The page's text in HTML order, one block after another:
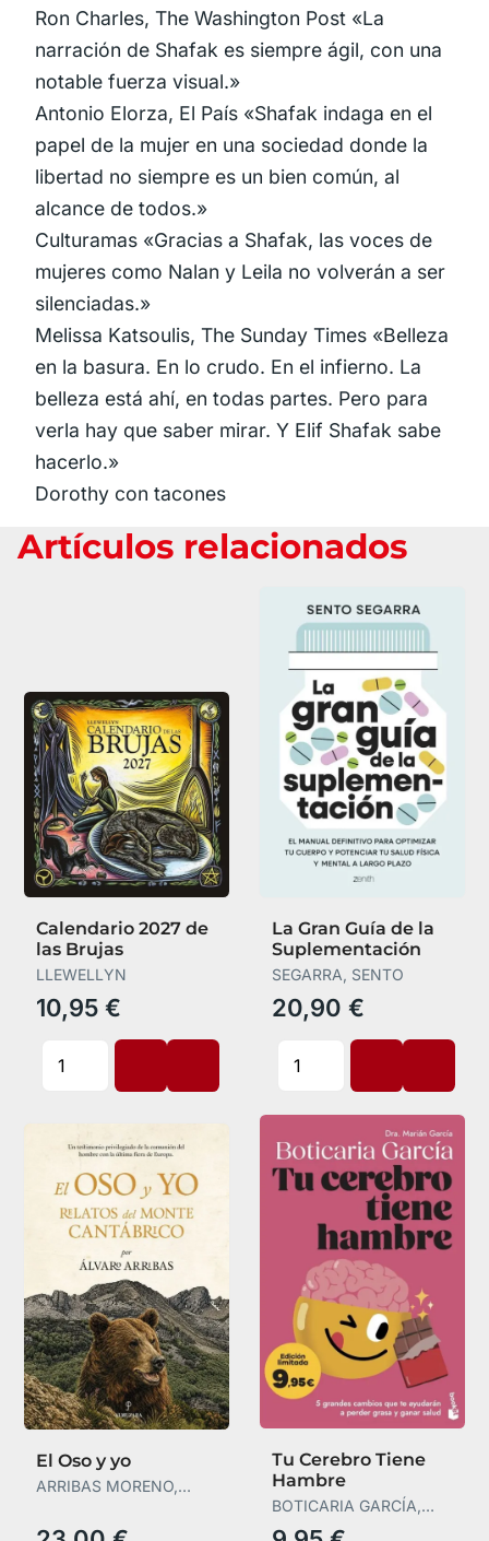
Ron Charles, The Washington Post «La
narración de Shafak es siempre ágil, con una
notable fuerza visual.»
Antonio Elorza, El País «Shafak indaga en el
papel de la mujer en una sociedad donde la
libertad no siempre es un bien común, al
alcance de todos.»
Culturamas «Gracias a Shafak, las voces de
mujeres como Nalan y Leila no volverán a ser
silenciadas.»
Melissa Katsoulis, The Sunday Times «Belleza
en la basura. En lo crudo. En el infierno. La
belleza está ahí, en todas partes. Pero para
verla hay que saber mirar. Y Elif Shafak sabe
hacerlo.»
Dorothy con tacones
Artículos relacionados
Calendario 2027 de
las Brujas
LLEWELLYN
10,95 €
La Gran Guía de la
Suplementación
SEGARRA, SENTO
20,90 €
El Oso y yo
ARRIBAS MORENO,
Tu Cerebro Tiene
Hambre
BOTICARIA GARCÍA,
BOTICARIA GARCÍA